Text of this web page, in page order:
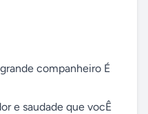
companheiro É
e saudade que vocÊ